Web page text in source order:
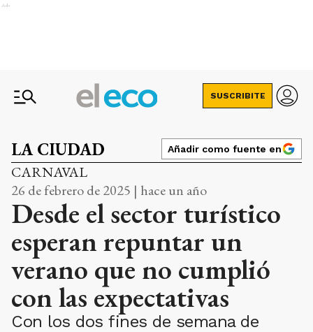
Ads
SUSCRIBITE
LA CIUDAD Añadir como fuente en
CARNAVAL
26 de febrero de 2025 | hace un año
Desde el sector turístico
esperan repuntar un
verano que no cumplió
con las expectativas
Con los dos fines de semana de